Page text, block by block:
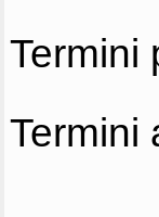
Termini
Termini